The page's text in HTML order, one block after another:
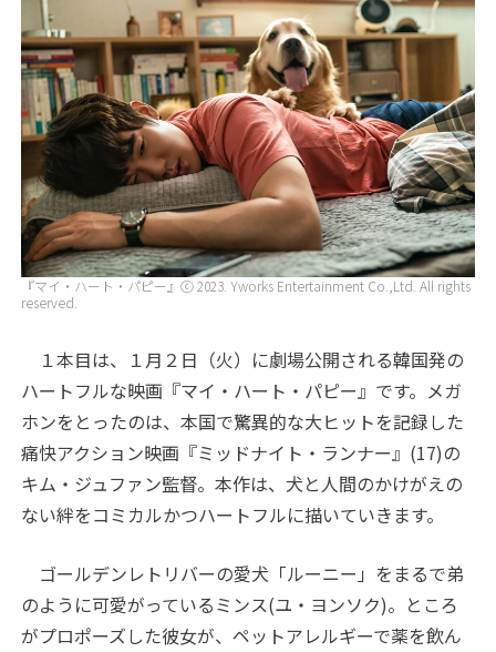
『マイ・ハート・パピー』ⓒ 2023. Yworks Entertainment Co.,Ltd. All rights
reserved.
１本目は、１月２日（火）に劇場公開される韓国発の
ハートフルな映画『マイ・ハート・パピー』です。メガ
ホンをとったのは、本国で驚異的な大ヒットを記録した
痛快アクション映画『ミッドナイト・ランナー』(17)の
キム・ジュファン監督。本作は、犬と人間のかけがえの
ない絆をコミカルかつハートフルに描いていきます。
ゴールデンレトリバーの愛犬「ルーニー」をまるで弟
のように可愛がっているミンス(ユ・ヨンソク)。ところ
がプロポーズした彼女が、ペットアレルギーで薬を飲ん